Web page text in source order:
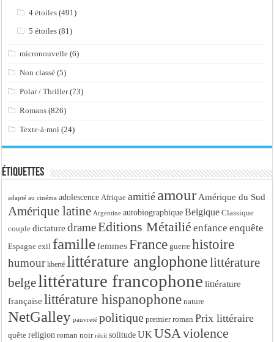
4 étoiles (491)
5 étoiles (81)
micronouvelle (6)
Non classé (5)
Polar / Thriller(73)
Romans (826)
Texte-à-moi (24)
Étiquettes
adapté au cinéma adolescence Afrique amitié amour Amérique du Sud
Amérique latine Argentine autobiographique Belgique Classique
couple dictature drameEditions Métailié enfance enquête
Espagne exil famille femmes France guerre histoire
humour liberté littérature anglophonelittérature
belgelittérature francophone littérature
française littérature hispanophone nature
NetGalley pauvreté politique premier roman Prix littéraire
quête religion roman noir récit solitude UK USAviolence